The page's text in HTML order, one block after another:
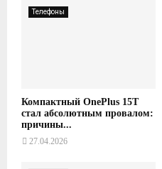
Телефоны
Компактный OnePlus 15T
стал абсолютным провалом:
причины...
27.04.2026